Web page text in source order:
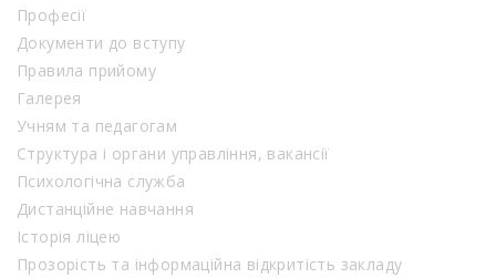
Професії
Документи до вступу
Правила прийому
Галерея
Учням та педагогам
Структура і органи управління, вакансії
Психологічна служба
Дистанційне навчання
Історія ліцею
Прозорість та інформаційна відкритість закладу